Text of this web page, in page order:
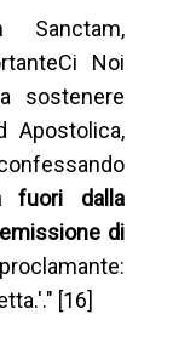
Sanctam,
Noi
sostenere
Apostolica,
fuori dalla
di
[16]